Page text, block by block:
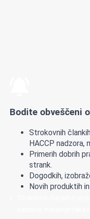
Bodite obveščeni
Strokovnih
HACCP nadzora,
Primerih dobrih
strank.
Dogodkih,
Novih produktih